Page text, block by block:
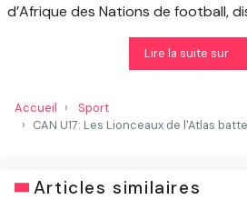
d’Afrique des Nations de football,
Lire la suite sur
Accueil
Sport
CAN U17: Les Lionceaux de l'Atlas
Articles similaires